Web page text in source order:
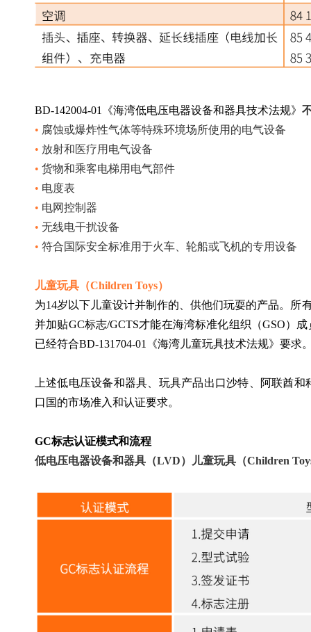
BD-142004-01《海湾低电压电器设备和器具技术法规》
• 腐蚀或爆炸性气体等特殊环境场所使用的电气设备
• 放射和医疗用电气设备
• 货物和乘客电梯用电气部件
• 电度表
• 电网控制器
• 无线电干扰设备
• 符合国际安全标准用于火车、轮船或飞机的专用设备
儿童玩具（Children Toys）
为14岁以下儿童设计并制作的、供他们玩耍的产品。所
并加贴GC标志/GCTS才能在海湾标准化组织（GSO）
已经符合BD-131704-01《海湾儿童玩具技术法规》要求
上述低电压设备和器具、玩具产品出口沙特、阿联酋
口国的市场准入和认证要求。
GC标志认证模式和流程
低电压电器设备和器具（LVD）儿童玩具（Children